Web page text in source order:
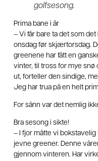
golfsesong.
Prima bane i år
– Vi får bare ta det som
onsdag før skjærtorsdag.
greenene har fått en
vinter, til tross for mye
ut, forteller den sindige,
Jeg har trua på en helt
For sånn var det nemlig
Bra sesong i sikte!
– I fjor måtte vi bokstavelig
jevne greener. Denne
gjennom vinteren. Har